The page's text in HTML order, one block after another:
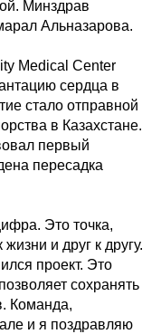
Минздрав
Альназарова.
Medical Center
сердца в
стало отправной
в Казахстане.
первый
пересадка
Это точка,
и друг к другу.
проект. Это
сохранять
Команда,
и я поздравляю